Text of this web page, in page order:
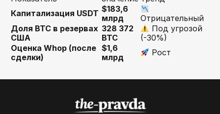
Капитализация USDT $183,6
млрд
Отрицательный
Доля BTC в резервах
США
328 372
BTC
Под угрозой
(-30%)
Оценка Whop (после
сделки)
$1,6
млрд
Рост